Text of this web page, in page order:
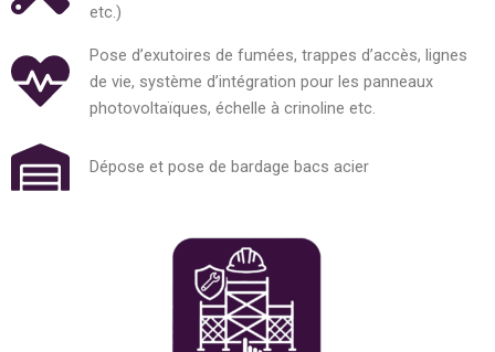
etc.)
Pose d’exutoires de fumées, trappes d’accès, lignes
de vie, système d’intégration pour les panneaux
photovoltaïques, échelle à crinoline etc.
Dépose et pose de bardage bacs acier